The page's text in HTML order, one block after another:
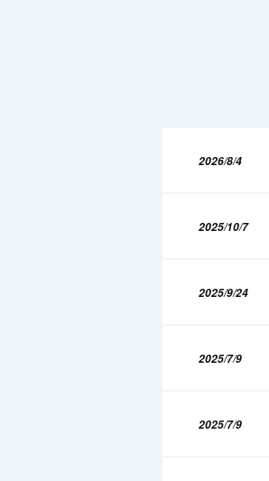
2026/8/4
2025/10/7
2025/9/24
2025/7/9
2025/7/9